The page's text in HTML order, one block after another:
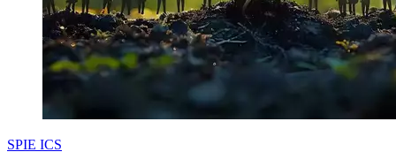
SPIE ICS